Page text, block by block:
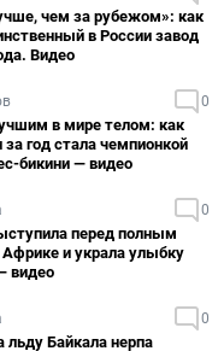
чем за рубежом»: как
в России завод
Видео
0
в мире телом: как
год стала чемпионкой
бикини — видео
0
перед полным
и украла улыбку
видео
0
льду Байкала нерпа